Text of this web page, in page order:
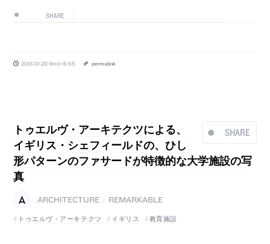
SHARE
2016.01.20 Wed 16:55 permalink
SHARE
トゥエルヴ・アーキテクツによる、
イギリス・シェフィールドの、ひし
形パターンのファサードが特徴的な大学施設の写
真
ARCHITECTURE
REMARKABLE
トゥエルヴ・アーキテクツ
イギリス 教育施設